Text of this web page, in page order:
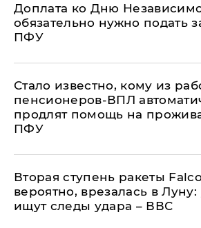
Доплата ко Дню
обязательно нужно подать
ПФУ
Стало известно, кому из
пенсионеров-ВПЛ
продлят помощь на
ПФУ
Вторая ступень ракеты
вероятно, врезалась в
ищут следы удара – ВВС